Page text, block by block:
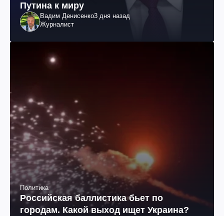
Путина к миру
Вадим Денисенко3 дня назад
Журналист
Политика
Российская баллистика бьет по
городам. Какой выход ищет Украина?